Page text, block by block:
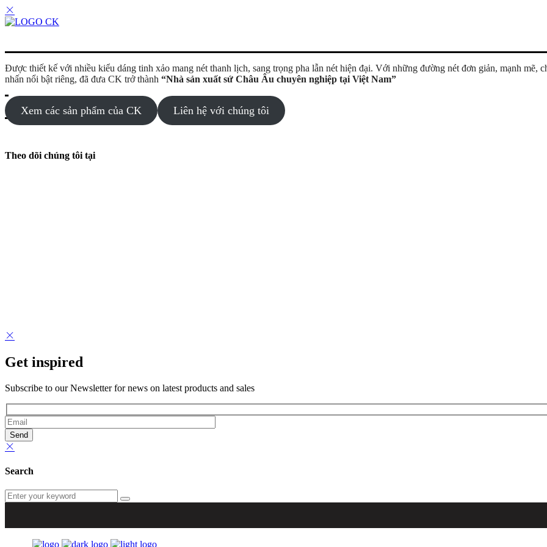
Được thiết kế với nhiều kiểu dáng tinh xảo mang nét thanh lịch, sang trọng pha lẫn nét hiện đại. Với những đường nét đơn giản, mạnh mẽ,
nhấn nổi bật riêng, đã đưa CK trở thành “Nhà sản xuất sứ Châu Âu chuyên nghiệp tại Việt Nam”
Xem các sản phẩm của CK Liên hệ với chúng tôi
Theo dõi chúng tôi tại
Get inspired
Subscribe to our Newsletter for news on latest products and sales
Search